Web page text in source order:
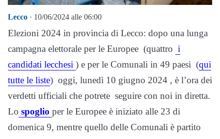
Lecco · 10/06/2024 alle 06:00
Elezioni 2024 in provincia di Lecco: dopo una lunga
campagna elettorale per le Europee (quattro i
candidati lecchesi ) e per le Comunali in 49 paesi (qui
tutte le liste) oggi, lunedì 10 giugno 2024 , è l’ora dei
verdetti ufficiali che potrete seguire con noi in diretta.
Lo spoglio per le Europee è iniziato alle 23 di
domenica 9, mentre quello delle Comunali è partito